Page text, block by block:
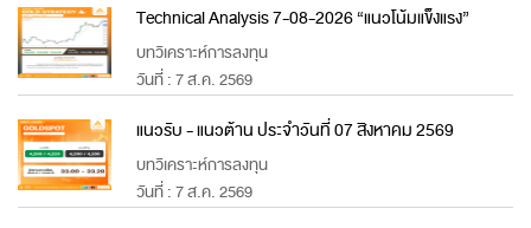
Technical Analysis 7-08-2026 “แนวโน้มแข็งแรง”
บทวิเคราะห์การลงทุน
วันที่ : 7 ส.ค. 2569
แนวรับ - แนวต้าน ประจำวันที่ 07 สิงหาคม 2569
บทวิเคราะห์การลงทุน
วันที่ : 7 ส.ค. 2569